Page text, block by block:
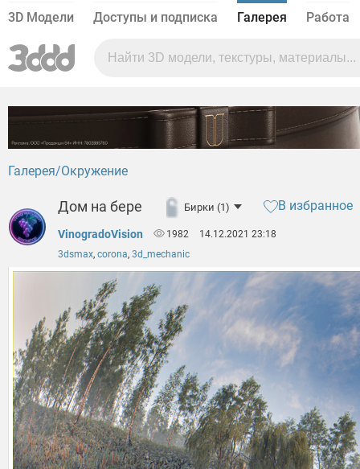
3D Модели Доступы и подписка Галерея Работа
Галерея Окружение
Дом на бере Бирки (1) В избранное
VinogradoVision 1982
14.12.2021 23:18
3dsmax, corona, 3d_mechanic